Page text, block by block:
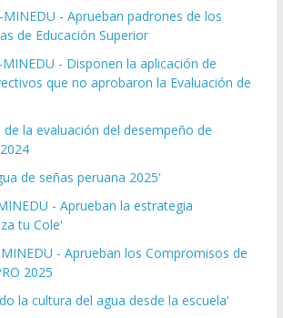
MINEDU - Aprueban padrones de los
de Educación Superior
MINEDU - Disponen la aplicación de
que no aprobaron la Evaluación de
la evaluación del desempeño de
de señas peruana 2025'
- Aprueban la estrategia
tu Cole'
MINEDU - Aprueban los Compromisos de
2025
la cultura del agua desde la escuela'